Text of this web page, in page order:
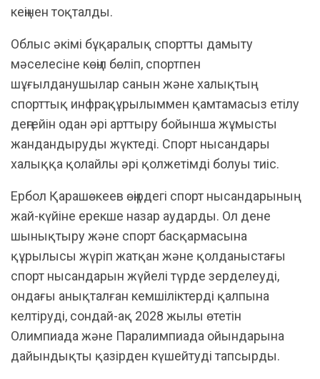
кеңінен тоқталды.
​Облыс әкімі бұқаралық спортты дамыту
мәселесіне көңіл бөліп, спортпен
шұғылданушылар санын және халықтың
спорттық инфрақұрылыммен қамтамасыз етілу
деңгейін одан әрі арттыру бойынша жұмысты
жандандыруды жүктеді. Спорт нысандары
халыққа қолайлы әрі қолжетімді болуы тиіс.
​Ербол Қарашөкеев өңірдегі спорт нысандарының
жай-күйіне ерекше назар аударды. Ол дене
шынықтыру және спорт басқармасына
құрылысы жүріп жатқан және қолданыстағы
спорт нысандарын жүйелі түрде зерделеуді,
ондағы анықталған кемшіліктерді қалпына
келтіруді, сондай-ақ 2028 жылы өтетін
Олимпиада және Паралимпиада ойындарына
дайындықты қазірден күшейтуді тапсырды.